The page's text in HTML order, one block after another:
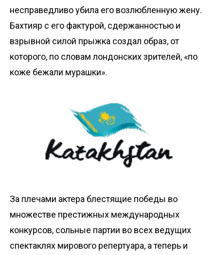
несправедливо убила его возлюбленную жену.
Бахтияр с его фактурой, сдержанностью и
взрывной силой прыжка создал образ, от
которого, по словам лондонских зрителей, «по
коже бежали мурашки».
За плечами актера блестящие победы во
множестве престижных международных
конкурсов, сольные партии во всех ведущих
спектаклях мирового репертуара, а теперь и